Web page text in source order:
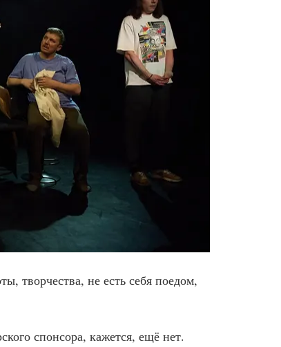
творчества, не есть себя поедом,
спонсора, кажется, ещё нет.